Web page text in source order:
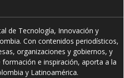
de Tecnología, Innovación y
Con contenidos periodísticos,
organizaciones y gobiernos, y
e inspiración, aporta a la
y Latinoamérica.